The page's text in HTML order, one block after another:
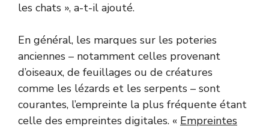
les chats », a-t-il ajouté.
En général, les marques sur les poteries
anciennes – notamment celles provenant
d’oiseaux, de feuillages ou de créatures
comme les lézards et les serpents – sont
courantes, l’empreinte la plus fréquente étant
celle des empreintes digitales. « Empreintes